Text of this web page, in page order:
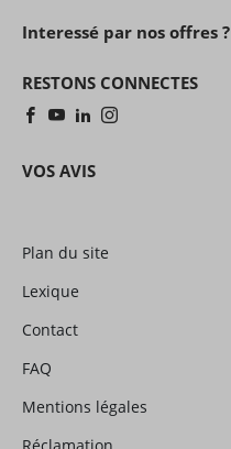
Interessé par nos offres ?
RESTONS CONNECTES
VOS AVIS
Plan du site
Lexique
Contact
FAQ
Mentions légales